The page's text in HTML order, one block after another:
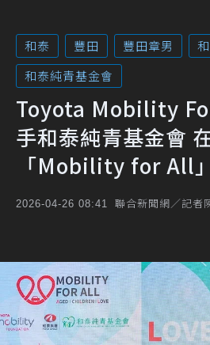
和泰 豐田 豐田章男
和泰純青基金會
Toyota Mobility
手和泰純青基金會
「Mobility for All
2026-04-26 08:41 聯合新聞網／記者